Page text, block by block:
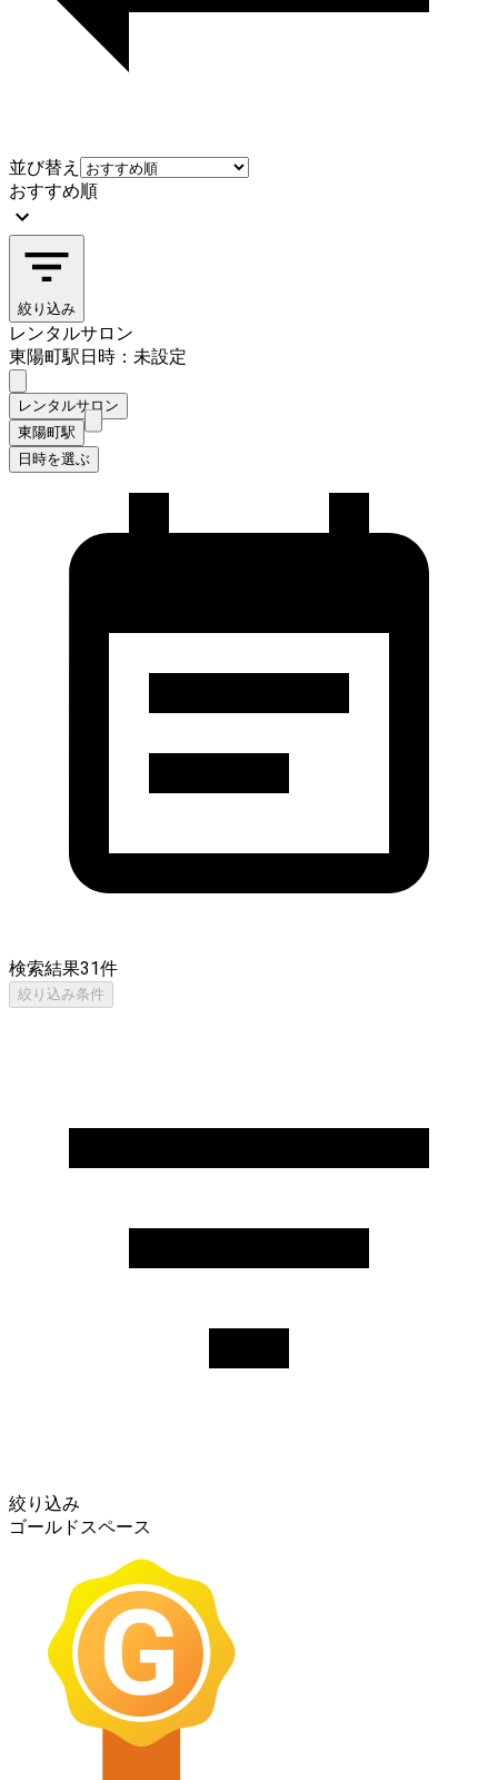
並び替え
おすすめ順
絞り込み
レンタルサロン
東陽町駅日時：未設定
レンタルサロン
東陽町駅
日時を選ぶ
検索結果31件
絞り込み条件
絞り込み
ゴールドスペース